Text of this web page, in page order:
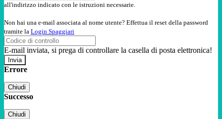
all'indirizzo indicato con le istruzioni necessarie.
Non hai una e-mail associata al nome utente? Effettua il reset della password
tramite la Login Spaggiari
E-mail inviata, si prega di controllare la casella di posta elettronica!
Errore
Chiudi
Successo
Chiudi